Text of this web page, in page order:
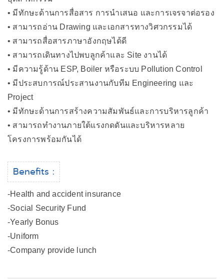
• มีทักษะด้านการสื่อสาร การนำเสนอ และการเจรจาต่อรอง
• สามารถอ่าน Drawing และเอกสารทางวิศวกรรมได้
• สามารถสื่อสารภาษาอังกฤษได้ดี
• สามารถเดินทางไปพบลูกค้าและ Site งานได้
• มีความรู้ด้าน ESP, Boiler หรือระบบ Pollution Control
• มีประสบการณ์ประสานงานกับทีม Engineering และ
Project
• มีทักษะด้านการสร้างความสัมพันธ์และการบริหารลูกค้า
• สามารถทำงานภายใต้แรงกดดันและบริหารหลาย
โครงการพร้อมกันได้
Benefits :
-Health and accident insurance
-Social Security Fund
-Yearly Bonus
-Uniform
-Company provide lunch